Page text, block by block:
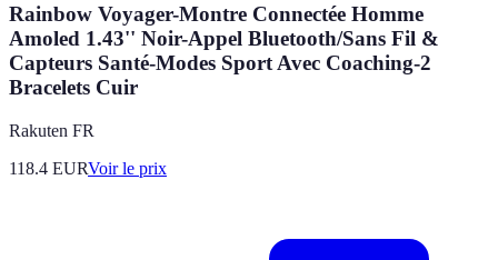
Rainbow Voyager-Montre Connectée Homme
Amoled 1.43'' Noir-Appel Bluetooth/Sans Fil &
Capteurs Santé-Modes Sport Avec Coaching-2
Bracelets Cuir
Rakuten FR
118.4 EURVoir le prix